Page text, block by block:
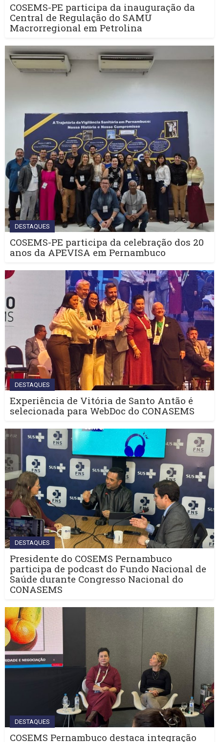
COSEMS-PE participa da inauguração da
Central de Regulação do SAMU
Macrorregional em Petrolina
DESTAQUES
COSEMS-PE participa da celebração dos 20
anos da APEVISA em Pernambuco
DESTAQUES
Experiência de Vitória de Santo Antão é
selecionada para WebDoc do CONASEMS
DESTAQUES
Presidente do COSEMS Pernambuco
participa de podcast do Fundo Nacional de
Saúde durante Congresso Nacional do
CONASEMS
DESTAQUES
COSEMS Pernambuco destaca integração